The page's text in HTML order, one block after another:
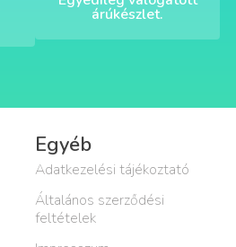
árúkészlet.
Egyéb
Adatkezelési tájékoztató
Általános szerződési
feltételek